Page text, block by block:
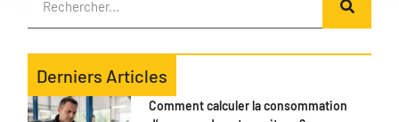
Derniers Articles
Comment calculer la consommation